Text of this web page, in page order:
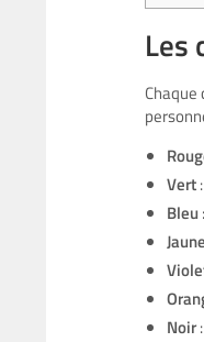
Les
Vert
Bleu
Jaune
Noir